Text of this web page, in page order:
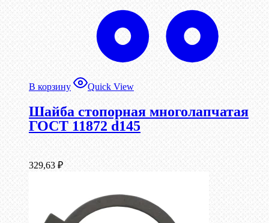
В корзину Quick View
Шайба стопорная многолапчатая
ГОСТ 11872 d145
329,63 ₽